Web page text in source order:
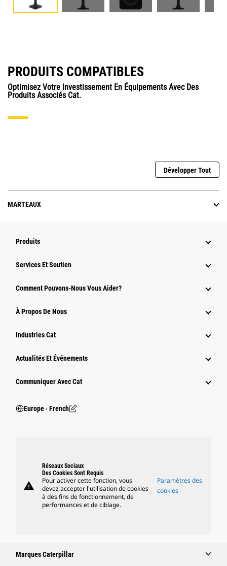
PRODUITS COMPATIBLES
Optimisez Votre Investissement En Équipements Avec Des
Produits Associés Cat.
Développer Tout
MARTEAUX
Produits
Services Et Soutien
Comment Pouvons-Nous Vous Aider?
À Propos De Nous
Industries Cat
Actualités Et Événements
Communiquer Avec Cat
Europe ‧ French
warning
Réseaux Sociaux
Des Cookies Sont Requis
Pour activer cette fonction, vous
devez accepter l'utilisation de cookies
à des fins de fonctionnement, de
performances et de ciblage.
Paramètres des
cookies
Marques Caterpillar